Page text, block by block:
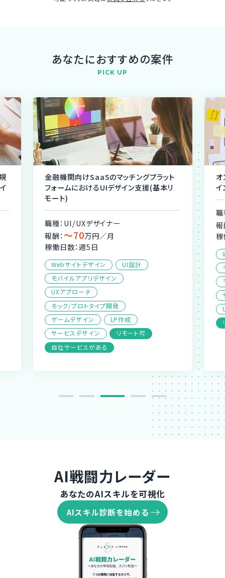
あなたにおすすめの案件
PICK UP
金融機関向けSaaSのマッチングプラット
フォームにおけるUIデザイン支援(基本リ
モート)
職種：UI/UXデザイナー
報酬： 〜70万円／月
稼働日数：週5日
Webサイトデザイン
UI設計
モバイルアプリデザイン
UXアプローチ
モック/プロトタイプ開発
ゲームデザイン
LP作成
サービスデザイン
リモート可
自社サービスがある
報
AI戦闘力レーダー
あなたのAIスキルを可視化
AIスキル診断を始める